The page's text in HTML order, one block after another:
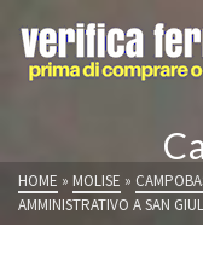
HOME » MOLISE »
AMMINISTRATIVO A SAN